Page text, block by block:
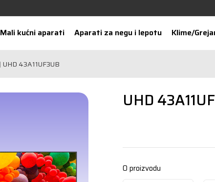
Mali kućni aparati Aparati za negu i lepotu Klime/
UHD 43A11UF3UB
UHD
O proizvodu